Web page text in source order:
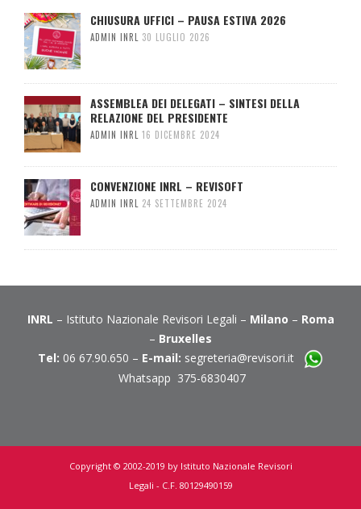
CHIUSURA UFFICI – PAUSA ESTIVA 2026
ADMIN INRL 30 LUGLIO 2026
ASSEMBLEA DEI DELEGATI – SINTESI DELLA
RELAZIONE DEL PRESIDENTE
ADMIN INRL 16 DICEMBRE 2024
CONVENZIONE INRL – REVISOFT
ADMIN INRL 24 SETTEMBRE 2024
INRL – Istituto Nazionale Revisori Legali – Milano – Roma
– Bruxelles
Tel: 06 67.90.650 – E-mail: segreteria@revisori.it
Whatsapp 375-6830407
Copyright © 2002-2019 by Istituto Nazionale Revisori
Legali - C.F. 80129490159